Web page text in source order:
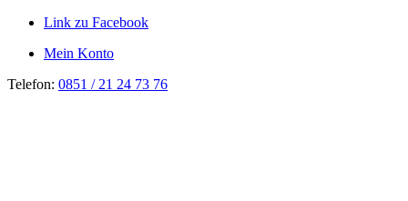
Link zu Facebook
Mein Konto
Telefon: 0851 / 21 24 73 76